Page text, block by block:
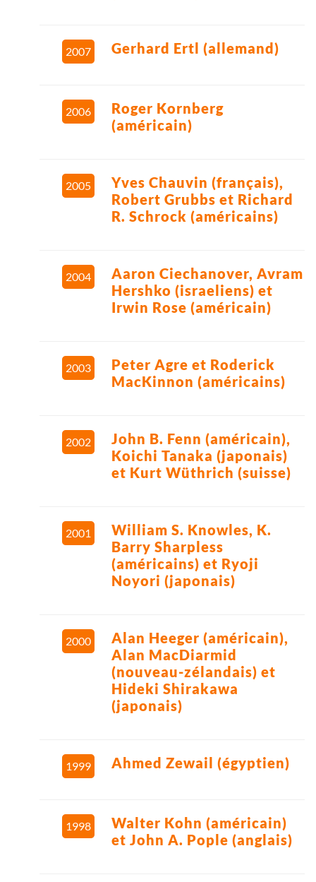
2007 Gerhard Ertl (allemand)
2006
Roger Kornberg
(américain)
2005
Yves Chauvin (français),
Robert Grubbs et Richard
R. Schrock (américains)
2004
Aaron Ciechanover, Avram
Hershko (israeliens) et
Irwin Rose (américain)
2003
Peter Agre et Roderick
MacKinnon (américains)
2002
John B. Fenn (américain),
Koichi Tanaka (japonais)
et Kurt Wüthrich (suisse)
2001
William S. Knowles, K.
Barry Sharpless
(américains) et Ryoji
Noyori (japonais)
2000
Alan Heeger (américain),
Alan MacDiarmid
(nouveau-zélandais) et
Hideki Shirakawa
(japonais)
1999 Ahmed Zewail (égyptien)
1998
Walter Kohn (américain)
et John A. Pople (anglais)